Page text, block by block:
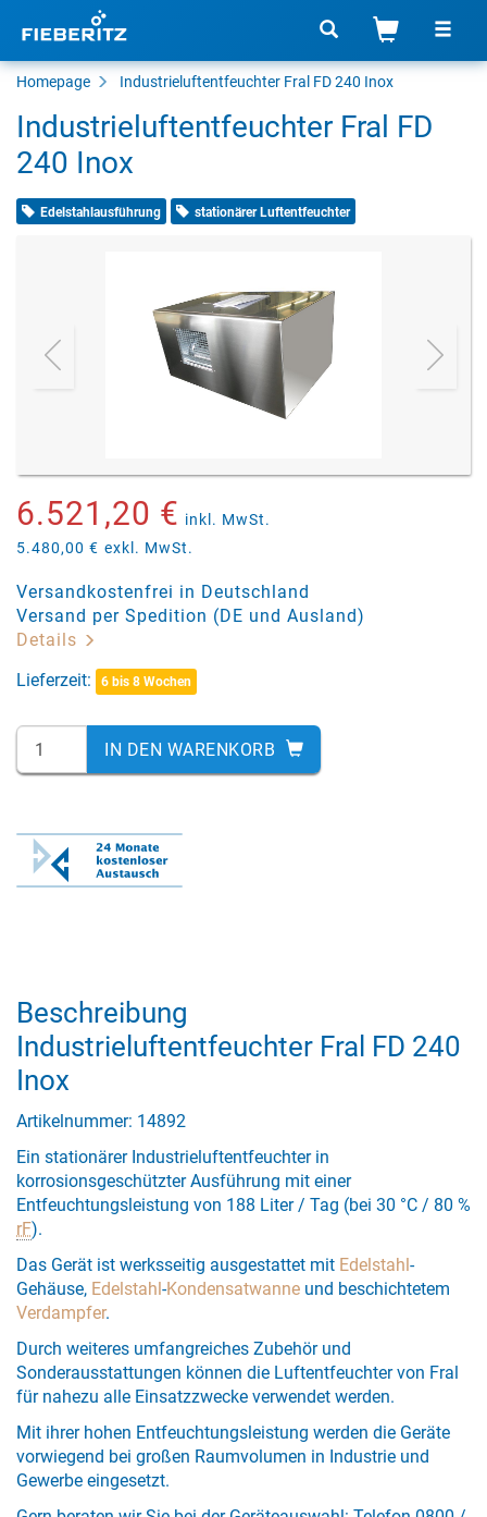
Homepage Industrieluftentfeuchter Fral FD 240 Inox
Industrieluftentfeuchter Fral FD
240 Inox
Edelstahlausführung stationärer Luftentfeuchter
6.521,20 € inkl. MwSt.
5.480,00 € exkl. MwSt.
Versandkostenfrei in Deutschland
Versand per Spedition (DE und Ausland)
Details
Lieferzeit:
6 bis 8 Wochen
IN DEN WARENKORB
Beschreibung
Industrieluftentfeuchter Fral FD 240
Inox
Artikelnummer: 14892
Ein stationärer Industrieluftentfeuchter in
korrosionsgeschützter Ausführung mit einer
Entfeuchtungsleistung von 188 Liter / Tag (bei 30 °C / 80 %
rF).
Das Gerät ist werksseitig ausgestattet mit Edelstahl-
Gehäuse, Edelstahl-Kondensatwanne und beschichtetem
Verdampfer.
Durch weiteres umfangreiches Zubehör und
Sonderausstattungen können die Luftentfeuchter von Fral
für nahezu alle Einsatzzwecke verwendet werden.
Mit ihrer hohen Entfeuchtungsleistung werden die Geräte
vorwiegend bei großen Raumvolumen in Industrie und
Gewerbe eingesetzt.